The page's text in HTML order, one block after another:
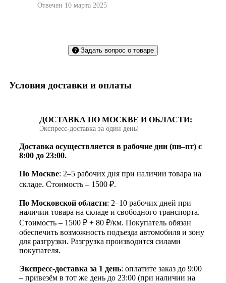
Отвечен 10 марта 2025
Задать вопрос о товаре
Условия доставки и оплаты
ДОСТАВКА ПО МОСКВЕ И ОБЛАСТИ:
Экспресс‑доставка за один день!
Доставка осуществляется в рабочие дни (пн–пт) с
8:00 до 23:00.
По Москве: 2–5 рабочих дня при наличии товара на
складе. Стоимость – 1500 ₽.
По Московской области: 2–10 рабочих дней при
наличии товара на складе и свободного транспорта.
Стоимость – 1500 ₽ + 80 ₽/км. Покупатель обязан
обеспечить возможность подъезда автомобиля и зону
для разгрузки. Разгрузка производится силами
покупателя.
Экспресс-доставка за 1 день: оплатите заказ до 9:00
– привезём в тот же день до 23:00 (при наличии на